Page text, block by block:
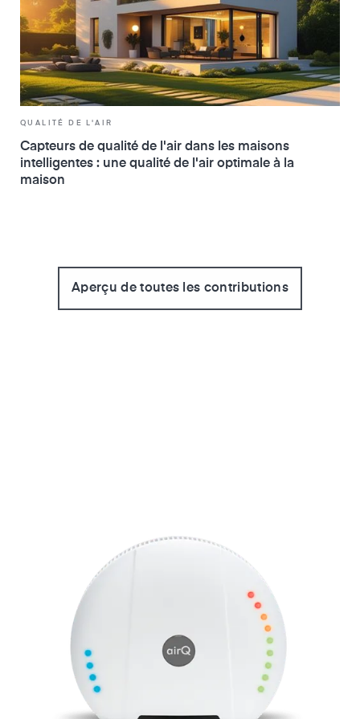
QUALITÉ DE L'AIR
Capteurs de qualité de l'air dans les maisons
intelligentes : une qualité de l'air optimale à la
maison
Aperçu de toutes les contributions